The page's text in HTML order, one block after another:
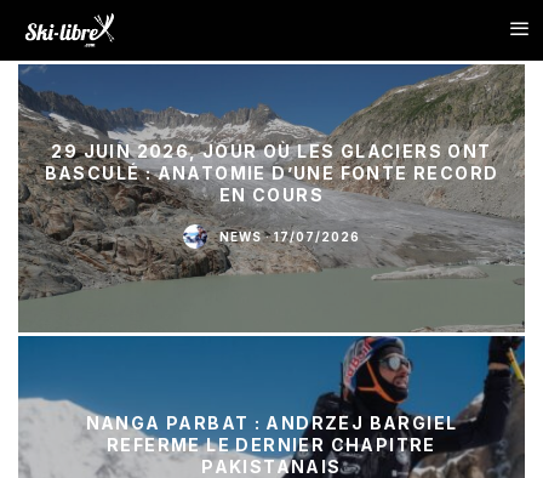
29 JUIN 2026, JOUR OÙ LES GLACIERS ONT
BASCULÉ : ANATOMIE D’UNE FONTE RECORD
EN COURS
NEWS · 17/07/2026
NANGA PARBAT : ANDRZEJ BARGIEL
REFERME LE DERNIER CHAPITRE
PAKISTANAIS